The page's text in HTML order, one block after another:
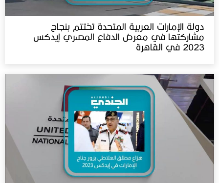
دولة الإمارات العربية المتحدة تختتم بنجاح
مشاركتها في معرض الدفاع المصري إيدكس
2023 في القاهرة